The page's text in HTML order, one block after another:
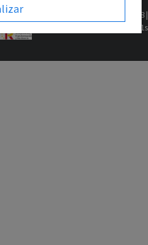
2.81.5+1b46211f68 |
0.0651s